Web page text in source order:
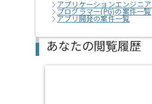
アプリケーションエンジニ
プログラマー(PG)の案件一覧
アプリ開発の案件一覧
あなたの閲覧履歴